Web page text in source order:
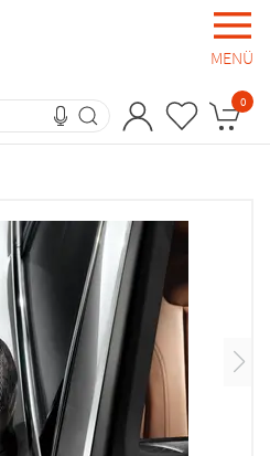
MENÜ
0